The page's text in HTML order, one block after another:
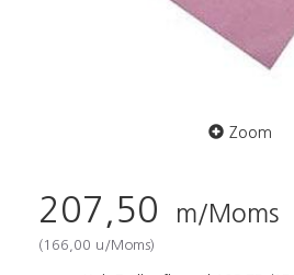
Zoom
207,50 m/Moms
(166,00 u/Moms)